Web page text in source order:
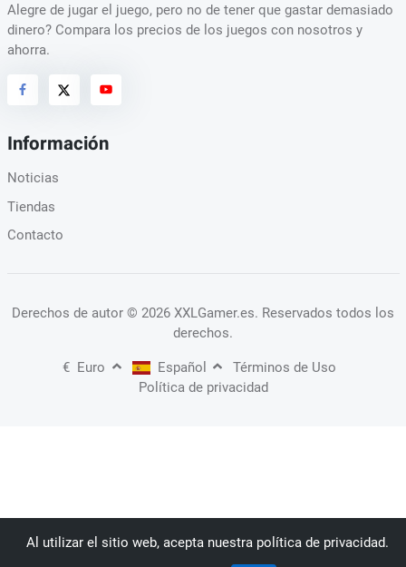
Alegre de jugar el juego, pero no de tener que gastar demasiado
dinero? Compara los precios de los juegos con nosotros y
ahorra.
Información
Noticias
Tiendas
Contacto
Derechos de autor © 2026 XXLGamer.es. Reservados todos los
derechos.
€ Euro Español
Términos de Uso
Política de privacidad
Al utilizar el sitio web, acepta nuestra política de privacidad.